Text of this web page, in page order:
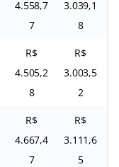
4.558,7
7
3.039,1
8
R$
4.505,2
8
R$
3.003,5
2
R$
4.667,4
7
R$
3.111,6
5